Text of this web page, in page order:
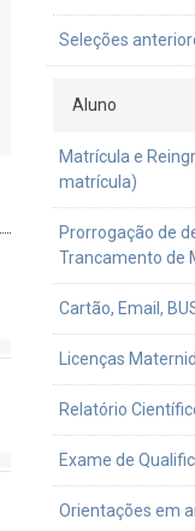
Seleções
Aluno
Matrícula e
matrícula)
Prorrogação de
Trancamento de
Cartão, Email,
Licenças
Relatório
Exame de
Orientações em